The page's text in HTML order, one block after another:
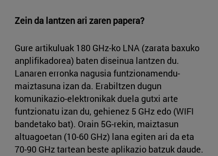
Zein da lantzen ari zaren papera?
Gure artikuluak 180 GHz-ko LNA (zarata baxuko
anplifikadorea) baten diseinua lantzen du.
Lanaren erronka nagusia funtzionamendu-
maiztasuna izan da. Erabiltzen dugun
komunikazio-elektronikak duela gutxi arte
funtzionatu izan du, gehienez 5 GHz edo (WIFI
bandetako bat). Orain 5G-rekin, maiztasun
altuagoetan (10-60 GHz) lana egiten ari da eta
70-90 GHz tartean beste aplikazio batzuk daude.